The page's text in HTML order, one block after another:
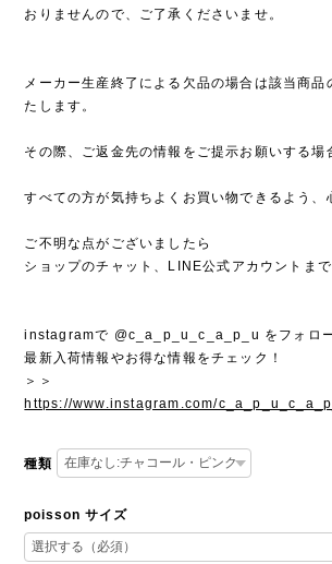
おりませんので、ご了承くださいませ。
メーカー生産終了による欠品の場合は該当商品
たします。
その際、ご返金先の情報をご提示お願いする場
すべての方が気持ちよくお買い物できるよう、
ご不明な点がございましたら
ショップのチャット、LINE公式アカウントまで
instagramで @c_a_p_u_c_a_p_u をフォロー
最新入荷情報やお得な情報をチェック！
＞＞
https://www.instagram.com/
種類
poisson サイズ